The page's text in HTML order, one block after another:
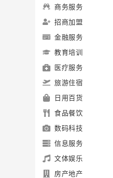
商务服务
招商加盟
金融服务
教育培训
医疗服务
旅游住宿
日用百货
食品餐饮
数码科技
信息服务
文体娱乐
房产地产